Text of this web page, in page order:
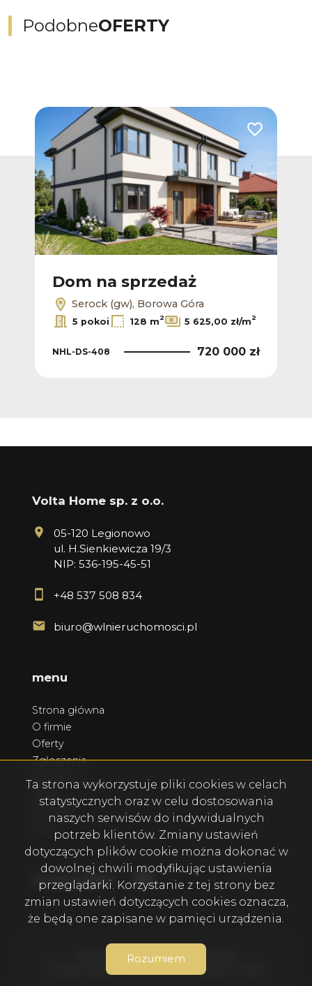
PodobneOFERTY
Dodaj do
Dom na sprzedaż
Serock (gw), Borowa Góra
5 pokoi 128 m2 5 625,00 zł/m2
NHL-DS-408 720 000 zł
Volta Home sp. z o.o.
05-120 Legionowo
ul. H.Sienkiewicza 19/3
NIP: 536-195-45-51
+48 537 508 834
biuro@wlnieruchomosci.pl
menu
Strona główna
O firmie
Oferty
Zgłoszenia
Kontakt
social media Facebook
Facebook
Nieruchomości Legionowo © 2026
Program dla biur nieruchomości
Galactica Virgo
Ta strona wykorzystuje pliki cookies w celach
statystycznych oraz w celu dostosowania
naszych serwisów do indywidualnych
potrzeb klientów. Zmiany ustawień
dotyczących plików cookie można dokonać w
dowolnej chwili modyfikując ustawienia
przeglądarki. Korzystanie z tej strony bez
zmian ustawień dotyczących cookies oznacza,
że będą one zapisane w pamięci urządzenia.
Rozumiem